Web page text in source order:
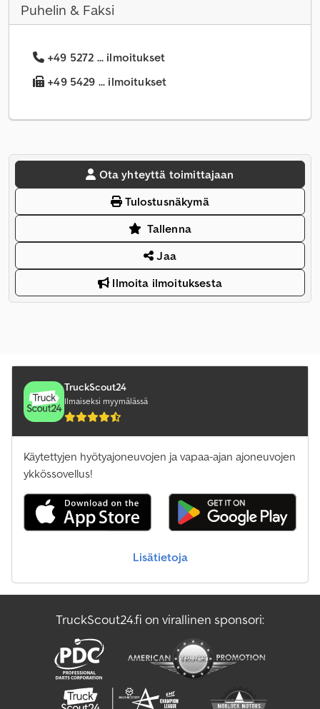
Puhelin & Faksi
+49 5272 ... ilmoitukset
+49 5429 ... ilmoitukset
Ota yhteyttä toimittajaan
Tulostusnäkymä
Tallenna
Jaa
Ilmoita ilmoituksesta
TruckScout24
Ilmaiseksi myymälässä
Käytettyjen hyötyajoneuvojen ja vapaa-ajan ajoneuvojen
ykkössovellus!
Lisätietoja
TruckScout24.fi on virallinen sponsori: